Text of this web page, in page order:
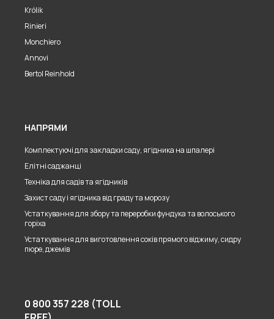
Królik
Rinieri
Monchiero
Annovi
Bertol Reinhold
НАПРЯМИ
Комплектуючі для закладки саду, ягідника на шпалері
Елітні саджанці
Техніка для садів та ягідників
Захист саду і ягідника від граду та морозу
Устаткування для збору та переробки фундука та волоського
горіха
Устаткування для виготовлення соків прямого віджиму, сидру
пюре, джемів
0 800 357 228 (TOLL